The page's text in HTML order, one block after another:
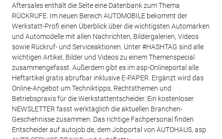
Aftersales enthält die Seite eine Datenbank zum Thema
RÜCKRUFE. Im neuen Bereich AUTOMOBILE bekommt der
Werkstatt-Profi einen Überblick über die wichtigsten Automarken
und Automodelle mit allen Nachrichten, Bildergalerien, Videos
sowie Rückruf- und Serviceaktionen. Unter #HASHTAG sind alle
wichtigen Artikel, Bilder und Videos zu einem Themenspecial
zusammengefasst. Außerdem gibt es im asp-Onlineportal alle
Heftartikel gratis abrufbar inklusive E-PAPER. Ergänzt wird das
Online-Angebot um Techniktipps, Rechtsthemen und
Betriebspraxis für die Werkstattentscheider. Ein kostenloser
NEWSLETTER fasst werktäglich die aktuellen Branchen-
Geschehnisse zusammen. Das richtige Fachpersonal finden
Entscheider auf autojob.de, dem Jobportal von AUTOHAUS, asp